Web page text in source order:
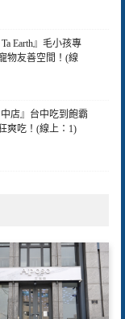
Earth』毛小孩專
物友善空間！(線
店』台中吃到飽霸
爽吃！(線上：1)